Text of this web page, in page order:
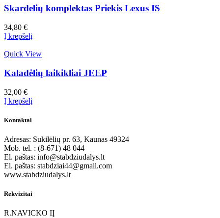
Skardelių komplektas Priekis Lexus IS
34,80 €
Į krepšelį
Quick View
Kaladėlių laikikliai JEEP
32,00 €
Į krepšelį
Kontaktai
Adresas: Sukilėlių pr. 63, Kaunas 49324
Mob. tel. : (8-671) 48 044
El. paštas: info@stabdziudalys.lt
El. paštas: stabdziai44@gmail.com
www.stabdziudalys.lt
Rekvizitai
R.NAVICKO IĮ